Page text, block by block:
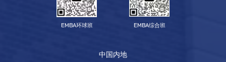
EMBA环球班 EMBA综合班
中国内地